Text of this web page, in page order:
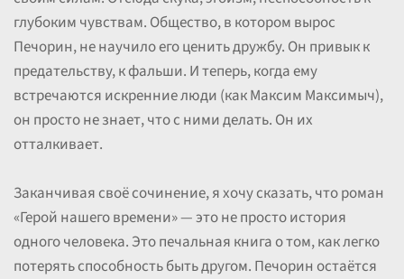
глубоким чувствам. Общество, в котором вырос
Печорин, не научило его ценить дружбу. Он привык к
предательству, к фальши. И теперь, когда ему
встречаются искренние люди (как Максим Максимыч),
он просто не знает, что с ними делать. Он их
отталкивает.
Заканчивая своё сочинение, я хочу сказать, что роман
«Герой нашего времени» — это не просто история
одного человека. Это печальная книга о том, как легко
потерять способность быть другом. Печорин остаётся